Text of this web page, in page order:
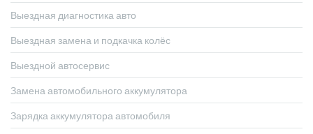
Выездная диагностика авто
Выездная замена и подкачка колёс
Выездной автосервис
Замена автомобильного аккумулятора
Зарядка аккумулятора автомобиля